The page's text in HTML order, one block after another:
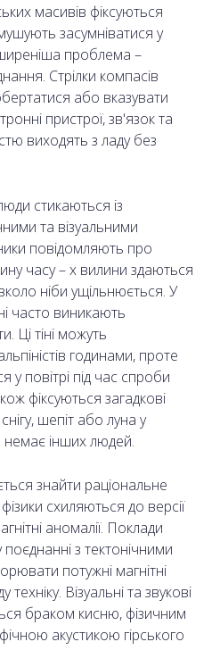
масивів фіксуються
засумніватися у
проблема –
Стрілки компасів
або вказувати
пристрої, зв'язок та
виходять з ладу без
стикаються із
та візуальними
повідомляють про
часу – х вилини здаються
ніби ущільнюється. У
часто виникають
Ці тіні можуть
годинами, проте
у повітрі під час спроби
фіксуються загадкові
шепіт або луна у
немає інших людей.
знайти раціональне
схиляються до версії
аномалії. Поклади
поєднанні з тектонічними
потужні магнітні
Візуальні та звукові
браком кисню, фізичним
акустикою гірського